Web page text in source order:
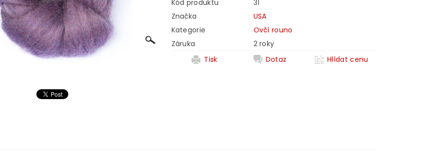
Kód produktu
31
Značka
USA
Kategorie
Ovčí rouno
Záruka
2 roky
Tisk
Dotaz Hlídat cenu